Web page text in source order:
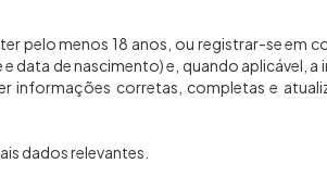
pelo menos 18 anos, ou registrar-se em
data de nascimento) e, quando aplicável, a
informações corretas, completas e
dados relevantes.